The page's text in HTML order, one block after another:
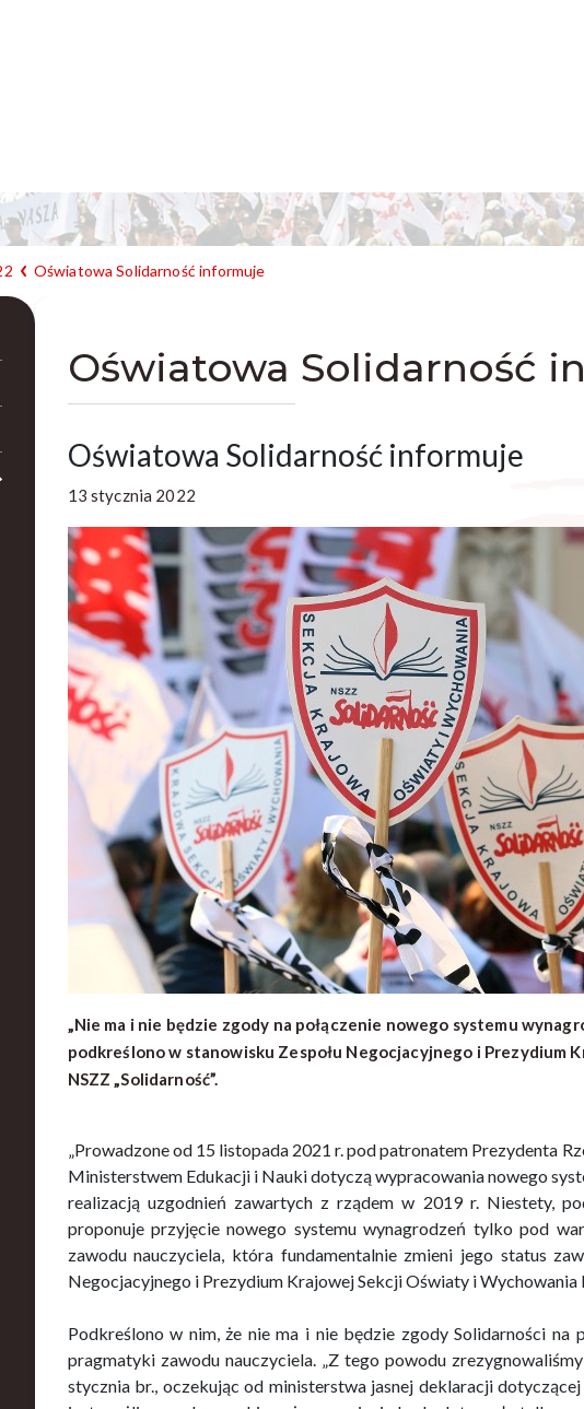
Oświatowa Solidarność informuje
Oświatowa Solidarność
Oświatowa Solidarność informuje
13 stycznia 2022
„Nie ma i nie będzie zgody na połączenie nowego systemu
podkreślono w stanowisku Zespołu Negocjacyjnego i Prezydium
NSZZ „Solidarność”.
„Prowadzone od 15 listopada 2021 r. pod patronatem Prezydenta
Ministerstwem Edukacji i Nauki dotyczą wypracowania nowego
realizacją uzgodnień zawartych z rządem w 2019 r. Niestety,
proponuje przyjęcie nowego systemu wynagrodzeń tylko pod
zawodu nauczyciela, która fundamentalnie zmieni jego status
Negocjacyjnego i Prezydium Krajowej Sekcji Oświaty i Wychowania
Podkreślono w nim, że nie ma i nie będzie zgody Solidarności na
pragmatyki zawodu nauczyciela. „Z tego powodu
stycznia br., oczekując od ministerstwa jasnej deklaracji